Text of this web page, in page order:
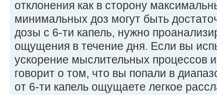
отклонения как в сторону
минимальных доз могут быть
дозы с 6-ти капель, нужно
ощущения в течение дня. Если вы
ускорение мыслительных процессов
говорит о том, что вы попали в
от 6-ти капель ощущаете легкое